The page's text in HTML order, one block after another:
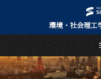
環境・社会理工
日本語
トップページ
Top Page